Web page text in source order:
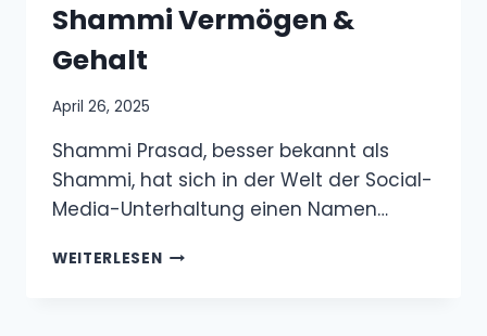
Shammi Vermögen &
Gehalt
April 26, 2025
Shammi Prasad, besser bekannt als
Shammi, hat sich in der Welt der Social-
Media-Unterhaltung einen Namen…
WEITERLESENSHAMMI